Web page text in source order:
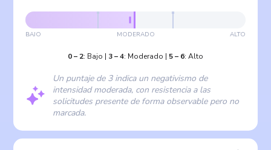
BAJO MODERADO ALTO
0– 2: Bajo | 3–4: Moderado | 5– 6: Alto
Un puntaje de 3 indica un negativismo de
intensidad moderada, con resistencia a las
solicitudes presente de forma observable pero no
marcada.